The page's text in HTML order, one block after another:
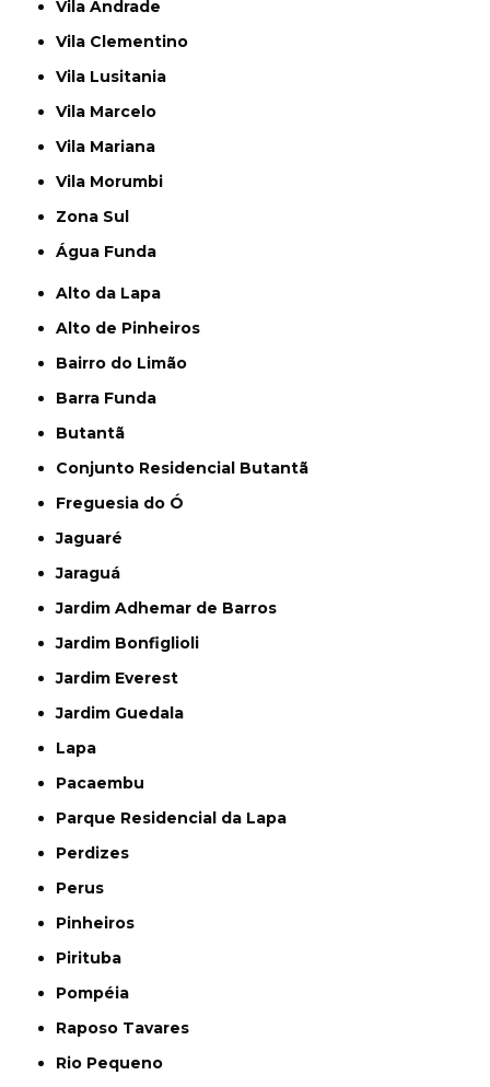
Vila Andrade
Vila Clementino
Vila Lusitania
Vila Marcelo
Vila Mariana
Vila Morumbi
Zona Sul
Água Funda
Alto da Lapa
Alto de Pinheiros
Bairro do Limão
Barra Funda
Butantã
Conjunto Residencial Butantã
Freguesia do Ó
Jaguaré
Jaraguá
Jardim Adhemar de Barros
Jardim Bonfiglioli
Jardim Everest
Jardim Guedala
Lapa
Pacaembu
Parque Residencial da Lapa
Perdizes
Perus
Pinheiros
Pirituba
Pompéia
Raposo Tavares
Rio Pequeno